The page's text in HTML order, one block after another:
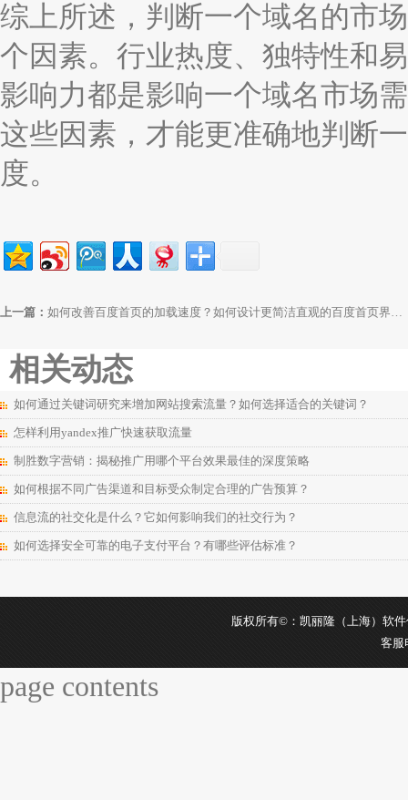
综上所述，判断一个域名的市
个因素。行业热度、独特性和
影响力都是影响一个域名市场
这些因素，才能更准确地判断
度。
上一篇： 如何改善百度首页的加载速度？如何设计更简洁直观的百度首页界面？
相关动态
如何通过关键词研究来增加网站搜索流量？如何选择适合的关键词？
怎样利用yandex推广快速获取流量
制胜数字营销：揭秘推广用哪个平台效果最佳的深度策略
如何根据不同广告渠道和目标受众制定合理的广告预算？
信息流的社交化是什么？它如何影响我们的社交行为？
如何选择安全可靠的电子支付平台？有哪些评估标准？
版权所有©：凯丽隆（上海）软
客服
page contents